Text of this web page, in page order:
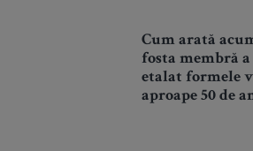
Cum arată
fosta membră
etalat formele
aproape 50 de